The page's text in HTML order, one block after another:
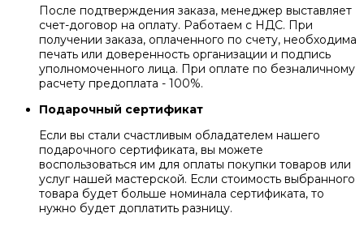
После подтверждения заказа, менеджер выставляет
счет-договор на оплату. Работаем с НДС. При
получении заказа, оплаченного по счету, необходима
печать или доверенность организации и подпись
уполномоченного лица. При оплате по безналичному
расчету предоплата - 100%.
Подарочный сертификат
Если вы стали счастливым обладателем нашего
подарочного сертификата, вы можете
воспользоваться им для оплаты покупки товаров или
услуг нашей мастерской. Если стоимость выбранного
товара будет больше номинала сертификата, то
нужно будет доплатить разницу.